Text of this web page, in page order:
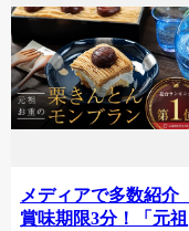
メディアで多数紹介
賞味期限3分！「元祖